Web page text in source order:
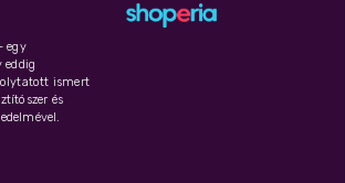
egy
eddig
ismert
és